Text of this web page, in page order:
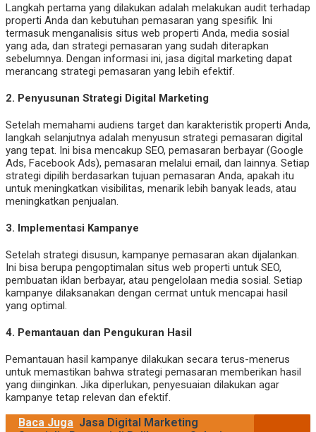
Langkah pertama yang dilakukan adalah melakukan audit terhadap
properti Anda dan kebutuhan pemasaran yang spesifik. Ini
termasuk menganalisis situs web properti Anda, media sosial
yang ada, dan strategi pemasaran yang sudah diterapkan
sebelumnya. Dengan informasi ini, jasa digital marketing dapat
merancang strategi pemasaran yang lebih efektif.
2. Penyusunan Strategi Digital Marketing
Setelah memahami audiens target dan karakteristik properti Anda,
langkah selanjutnya adalah menyusun strategi pemasaran digital
yang tepat. Ini bisa mencakup SEO, pemasaran berbayar (Google
Ads, Facebook Ads), pemasaran melalui email, dan lainnya. Setiap
strategi dipilih berdasarkan tujuan pemasaran Anda, apakah itu
untuk meningkatkan visibilitas, menarik lebih banyak leads, atau
meningkatkan penjualan.
3. Implementasi Kampanye
Setelah strategi disusun, kampanye pemasaran akan dijalankan.
Ini bisa berupa pengoptimalan situs web properti untuk SEO,
pembuatan iklan berbayar, atau pengelolaan media sosial. Setiap
kampanye dilaksanakan dengan cermat untuk mencapai hasil
yang optimal.
4. Pemantauan dan Pengukuran Hasil
Pemantauan hasil kampanye dilakukan secara terus-menerus
untuk memastikan bahwa strategi pemasaran memberikan hasil
yang diinginkan. Jika diperlukan, penyesuaian dilakukan agar
kampanye tetap relevan dan efektif.
Baca Juga Jasa Digital Marketing